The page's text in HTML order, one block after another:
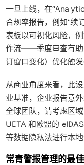
一旦上线，在
合规率报告，例如“续
表板以可视化风险，
作流——季度审查有助
订窗口变化）优化触发
从商业角度来看，此
业基准，企业报告意
全球团队，请考虑区
UETA 和欧盟的
等数据隐私法进行本地
常青警报管理的最